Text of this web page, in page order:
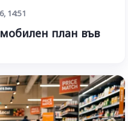
14:51
план във